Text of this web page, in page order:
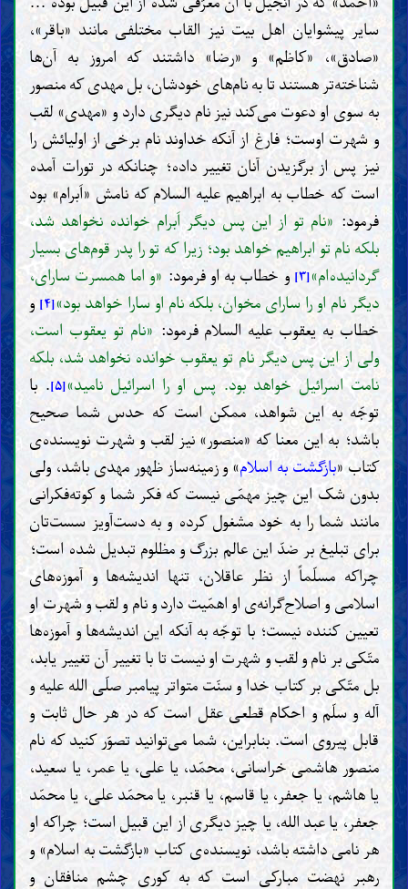
سایر پیشوایان اهل بیت نیز القاب مختلفی مانند «باقر»،
«صادق»، «کاظم» و «رضا» داشتند که امروز به آن‌ها
شناخته‌تر هستند تا به نام‌های خودشان، بل مهدی که منصور
به سوی او دعوت می‌کند نیز نام دیگری دارد و «مهدی» لقب
و شهرت اوست؛ فارغ از آنکه خداوند نام برخی از اولیائش را
نیز پس از برگزیدن آنان تغییر داده؛ چنانکه در تورات آمده
است که خطاب به ابراهیم علیه السلام که نامش «اَبرام» بود
فرمود: «نام تو از این پس دیگر اَبرام خوانده نخواهد شد،
بلکه نام تو ابراهیم خواهد بود؛ زیرا که تو را پدر قوم‌های بسیار
گردانیده‌ام»[۳] و خطاب به او فرمود: «و اما همسرت سارای،
دیگر نام او را سارای مخوان، بلکه نام او سارا خواهد بود»[۴]
و
خطاب به یعقوب علیه السلام فرمود: «نام تو یعقوب است،
ولی از این پس دیگر نام تو یعقوب خوانده نخواهد شد، بلکه
نامت اسرائیل خواهد بود. پس او را اسرائیل نامید»[۵] . با
توجّه به این شواهد، ممکن است که حدس شما صحیح
باشد؛ به این معنا که «منصور» نیز لقب و شهرت نویسنده‌ی
کتاب «بازگشت به اسلام» و زمینه‌ساز ظهور مهدی باشد، ولی
بدون شک این چیز مهمّی نیست که فکر شما و کوته‌فکرانی
مانند شما را به خود مشغول کرده و به دست‌آویز سست‌تان
برای تبلیغ بر ضدّ این عالم بزرگ و مظلوم تبدیل شده است؛
چراکه مسلّماً از نظر عاقلان، تنها اندیشه‌ها و آموزه‌های
اسلامی و اصلاح‌گرانه‌ی او اهمّیت دارد و نام و لقب و شهرت او
تعیین کننده نیست؛ با توجّه به آنکه این اندیشه‌ها و آموزه‌ها
متّکی بر نام و لقب و شهرت او نیست تا با تغییر آن تغییر یابد،
بل متّکی بر کتاب خدا و سنّت متواتر پیامبر صلّی الله علیه و
آله و سلّم و احکام قطعی عقل است که در هر حال ثابت و
قابل پیروی است. بنابراین، شما می‌توانید تصوّر کنید که نام
منصور هاشمی خراسانی، محمّد، یا علی، یا عمر، یا سعید،
یا هاشم، یا جعفر، یا قاسم، یا قنبر، یا محمّد علی، یا محمّد
جعفر، یا عبد الله، یا چیز دیگری از این قبیل است؛ چراکه او
هر نامی داشته باشد، نویسنده‌ی کتاب «بازگشت به اسلام» و
رهبر نهضت مبارکی است که به کوری چشم منافقان و